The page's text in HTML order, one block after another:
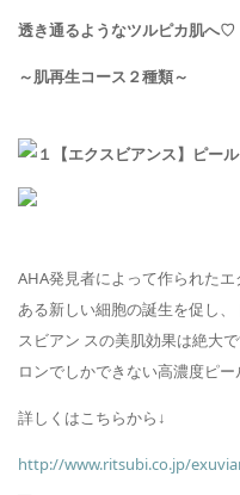
透き通るようなツルピカ肌へ♡
～肌再生コース２種類～
【エクスビアンス】ピー
AHA発見者によって作られた
ある新しい細胞の誕生を促し
スビアン スの美肌効果は絶大
ロンでしかできない高濃度ピー
詳しくはこちらから↓
http://www.ritsubi.co.jp/